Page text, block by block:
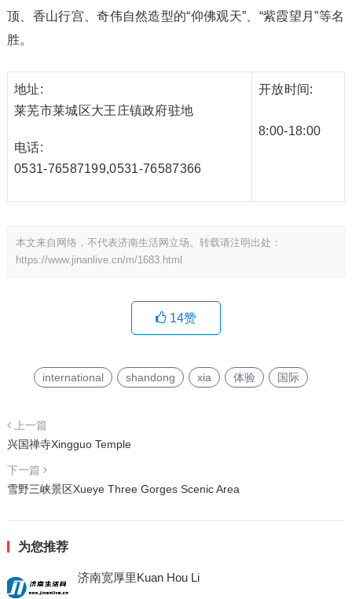
顶、香山行宫、奇伟自然造型的“仰佛观天”、“紫霞望月”等名
胜。
地址:
莱芜市莱城区大王庄镇政府驻地
电话:
0531-76587199,0531-76587366
开放时间:
8:00-18:00
本文来自网络，不代表济南生活网立场。转载请注明出处：
https://www.jinanlive.cn/m/1683.html
14赞
international shandong xia 体验 国际
上一篇
兴国禅寺Xingguo Temple
下一篇
雪野三峡景区Xueye Three Gorges Scenic Area
为您推荐
济南宽厚里Kuan Hou Li